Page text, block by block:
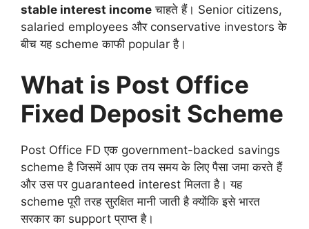
stable interest income चाहते हैं। Senior citizens,
salaried employees और conservative investors के
बीच यह scheme काफी popular है।
What is Post Office
Fixed Deposit Scheme
Post Office FD एक government-backed savings
scheme है जिसमें आप एक तय समय के लिए पैसा जमा करते हैं
और उस पर guaranteed interest मिलता है। यह
scheme पूरी तरह सुरक्षित मानी जाती है क्योंकि इसे भारत
सरकार का support प्राप्त है।